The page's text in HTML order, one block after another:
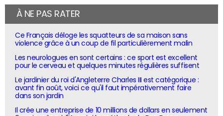
À NE PAS RATER
Ce Français déloge les squatteurs de sa maison sans
violence grâce à un coup de fil particulièrement malin
Les neurologues en sont certains : ce sport est excellent
pour le cerveau et quelques minutes régulières suffisent
Le jardinier du roi d'Angleterre Charles III est catégorique :
avant fin août, voici ce qu'il faut impérativement faire
dans son jardin
Il crée une entreprise de 10 millions de dollars en seulement